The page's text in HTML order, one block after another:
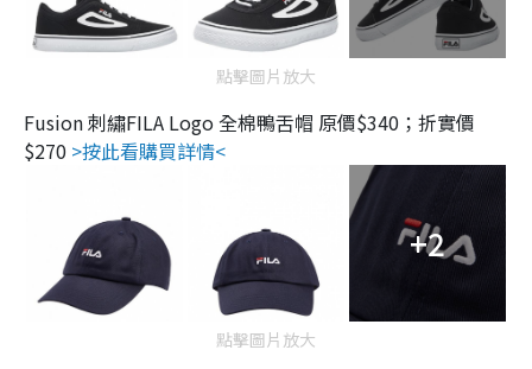
點擊圖片放大
Fusion 刺繡FILA Logo 全棉鴨舌帽 原價$340；折實價
$270 >按此看購買詳情<
+2
點擊圖片放大